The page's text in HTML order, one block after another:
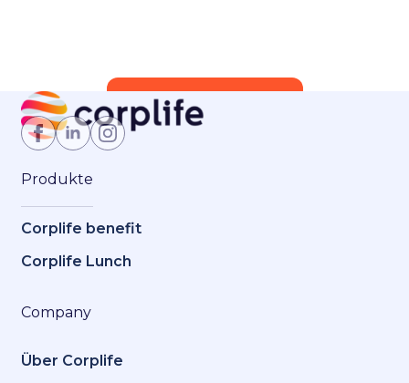
Jetzt Mitglied werden
Produkte
Corplife benefit
Corplife Lunch
Company
Über Corplife